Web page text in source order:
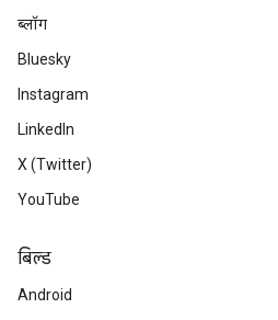
ब्लॉग
Bluesky
Instagram
LinkedIn
X (Twitter)
YouTube
बिल्ड
Android